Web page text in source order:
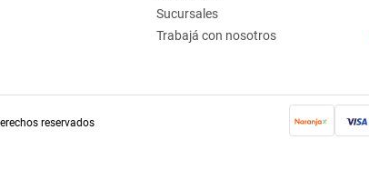
Sucursales
Trabajá con nosotros
reservados